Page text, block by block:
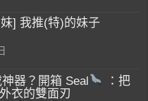
] 我推(特)的妹子
器？開箱 Seal
：把
衣的雙面刃